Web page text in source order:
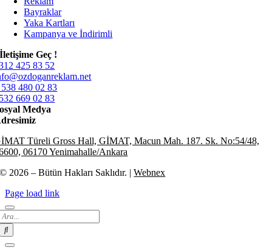
Bayraklar
Yaka Kartları
Kampanya ve İndirimli
İletişime Geç !
425 83 52
480 02 83
669 02 83
Medya
Türeli Gross Hall, GİMAT, Macun Mah. 187. Sk. No:54/48,
06170 Yenimahalle/Ankara
© 2026 – Bütün Hakları Saklıdır. |Webnex
Page load link